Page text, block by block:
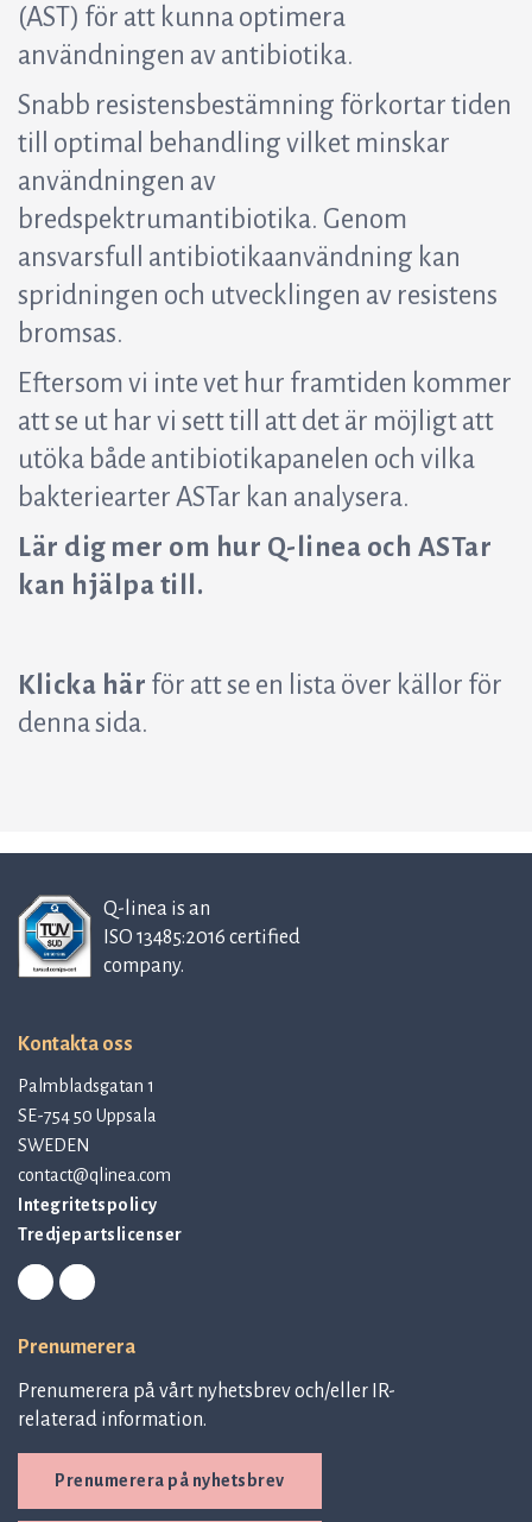
(AST) för att kunna optimera
användningen av antibiotika.
Snabb resistensbestämning förkortar tiden
till optimal behandling vilket minskar
användningen av
bredspektrumantibiotika. Genom
ansvarsfull antibiotikaanvändning kan
spridningen och utvecklingen av resistens
bromsas.
Eftersom vi inte vet hur framtiden kommer
att se ut har vi sett till att det är möjligt att
utöka både antibiotikapanelen och vilka
bakteriearter ASTar kan analysera.
Lär dig mer om hur Q-linea och ASTar
kan hjälpa till.
Klicka här för att se en lista över källor för
denna sida.
Q-linea is an
ISO 13485:2016 certified
company.
Kontakta oss
Palmbladsgatan 1
SE-754 50 Uppsala
SWEDEN
contact@qlinea.com
Integritetspolicy
Tredjepartslicenser
Prenumerera
Prenumerera på vårt nyhetsbrev och/eller IR-
relaterad information.
Prenumerera på nyhetsbrev